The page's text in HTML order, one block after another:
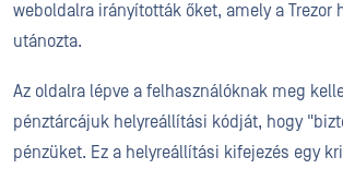
weboldalra irányították őket, amely a Trezor
utánozta.
Az oldalra lépve a felhasználóknak meg
pénztárcájuk helyreállítási kódját, hogy
pénzüket. Ez a helyreállítási kifejezés egy